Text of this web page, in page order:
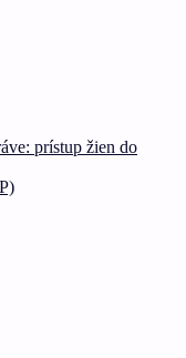
prístup žien do